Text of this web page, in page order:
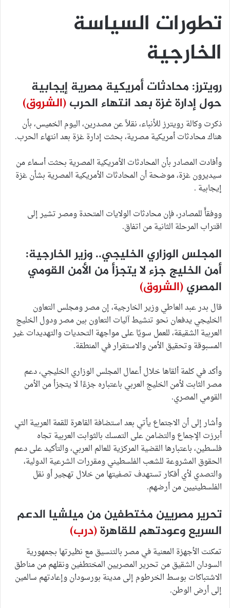
تطورات السياسة
الخارجية
رويترز: محادثات أمريكية مصرية إيجابية
حول إدارة غزة بعد انتهاء الحرب(الشروق)
ذكرت وكالة رويترز للأنباء، نقلاً عن مصدرين، اليوم الخميس، بأن
هناك محادثات أمريكية مصرية، بحثت إدارة غزة بعد انتهاء الحرب.
وأفادت المصادر بأن المحادثات الأمريكية المصرية بحثت أسماء من
سيديرون غزة، موضحة أن المحادثات الأمريكية المصرية بشأن غزة
إيجابية .
ووفقأً للمصادر، فإن محادثات الولايات المتحدة ومصر تشير إلى
اقتراب المرحلة الثانية من اتفاق.
المجلس الوزاري الخليجي.. وزير الخارجية:
أمن الخليج جزء لا يتجزأ من الأمن القومي
المصري(الشروق)
قال بدر عبد العاطي وزير الخارجية، إن مصر ومجلس التعاون
الخليجي يدفعان نحو تنشيط آليات التعاون بين مصر ودول الخليج
العربية الشقيقة، للعمل سويًا على مواجهة التحديات والتهديدات غير
المسبوقة وتحقيق الأمن والاستقرار في المنطقة.
وأكد في كلمة ألقاها خلال أعمال المجلس الوزاري الخليجي، دعم
مصر الثابت لأمن الخليج العربي باعتباره جزءًا لا يتجزأ من الأمن
القومي المصري.
وأشار إلى أن الاجتماع يأتي بعد استضافة القاهرة للقمة العربية التي
أبرزت الإجماع والتضامن على التمسك بالثوابت العربية تجاه
فلسطين، باعتبارها القضية المركزية للعالم العربي، والتأكيد على دعم
الحقوق المشروعة للشعب الفلسطيني ومقررات الشرعية الدولية،
والتصدي لأي أفكار تستهدف تصفيتها من خلال تهجير أو نقل
الفلسطينيين من أرضهم.
تحرير مصريين مختطفين من ميلشيا الدعم
السريع وعودتهم للقاهرة(درب)
تمكنت الأجهزة المعنية في مصر بالتنسيق مع نظيرتها بجمهورية
السودان الشقيق من تحرير المصريين المختطفين ونقلهم من مناطق
الاشتباكات بوسط الخرطوم إلى مدينة بورسودان وإعادتهم سالمين
إلى أرض الوطن.